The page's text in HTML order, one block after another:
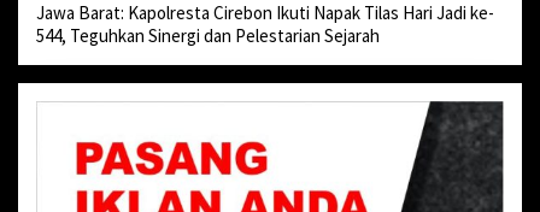
Jawa Barat: Kapolresta Cirebon Ikuti Napak Tilas Hari Jadi ke-
544, Teguhkan Sinergi dan Pelestarian Sejarah